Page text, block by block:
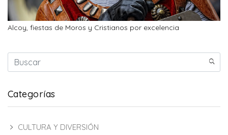
Alcoy, fiestas de Moros y Cristianos por excelencia
Categorías
CULTURA Y DIVERSIÓN